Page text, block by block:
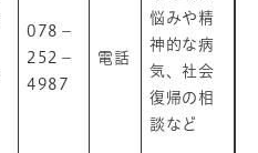
078－
252－
4987
電話
悩みや精
神的な病
気、社会
復帰の相
談など